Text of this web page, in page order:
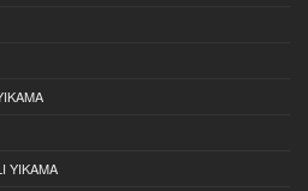
YIKAMA